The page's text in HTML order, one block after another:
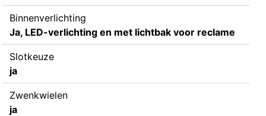
Binnenverlichting
Ja, LED-verlichting en met lichtbak voor reclame
Slotkeuze
ja
Zwenkwielen
ja